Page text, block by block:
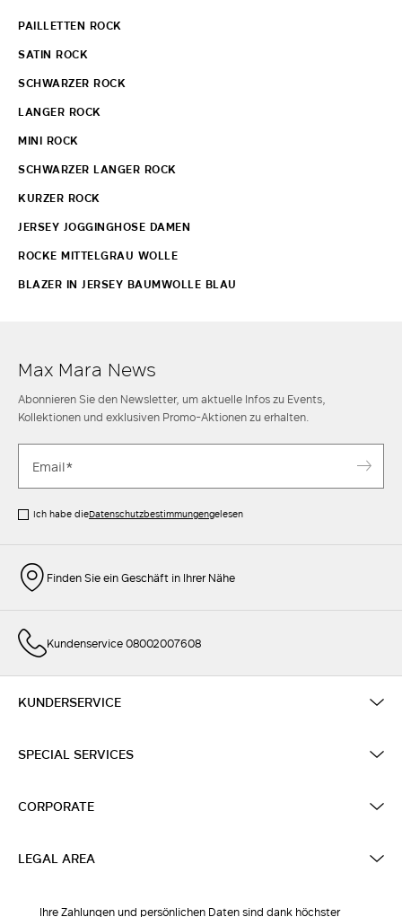
PAILLETTEN ROCK
SATIN ROCK
SCHWARZER ROCK
LANGER ROCK
MINI ROCK
SCHWARZER LANGER ROCK
KURZER ROCK
JERSEY JOGGINGHOSE DAMEN
ROCKE MITTELGRAU WOLLE
BLAZER IN JERSEY BAUMWOLLE BLAU
Max Mara News
Abonnieren Sie den Newsletter, um aktuelle Infos zu Events,
Kollektionen und exklusiven Promo-Aktionen zu erhalten.
Ich habe dieDatenschutzbestimmungengelesen
Finden Sie ein Geschäft in Ihrer Nähe
Kundenservice 08002007608
KUNDERSERVICE
SPECIAL SERVICES
CORPORATE
LEGAL AREA
Ihre Zahlungen und persönlichen Daten sind dank höchster